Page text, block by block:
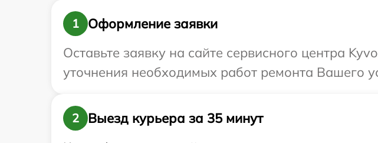
1
Оформление заявки
Оставьте заявку на сайте сервисного центра
уточнения необходимых работ ремонта Вашего
2
Выезд курьера за 35 минут